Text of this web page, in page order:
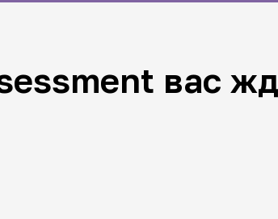
вас